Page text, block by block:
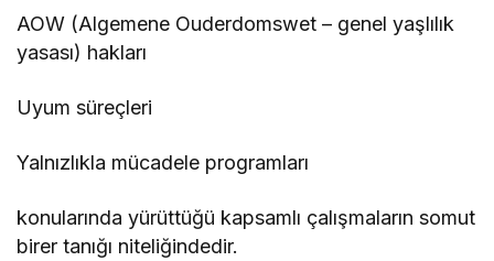
AOW (Algemene Ouderdomswet – genel yaşlılık
yasası) hakları
Uyum süreçleri
Yalnızlıkla mücadele programları
konularında yürüttüğü kapsamlı çalışmaların somut
birer tanığı niteliğindedir.